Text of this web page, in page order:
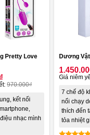
Pretty Love
₫
970.000₫
kết nối
nhạc mình
Dương
Giá niêm
7 chế độ
nổi chạy
thích đến
tỏa nhiệt